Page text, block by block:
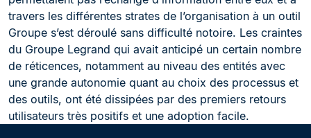
travers les différentes strates de l’organisation à un outil
Groupe s’est déroulé sans difficulté notoire. Les craintes
du Groupe Legrand qui avait anticipé un certain nombre
de réticences, notamment au niveau des entités avec
une grande autonomie quant au choix des processus et
des outils, ont été dissipées par des premiers retours
utilisateurs très positifs et une adoption facile.